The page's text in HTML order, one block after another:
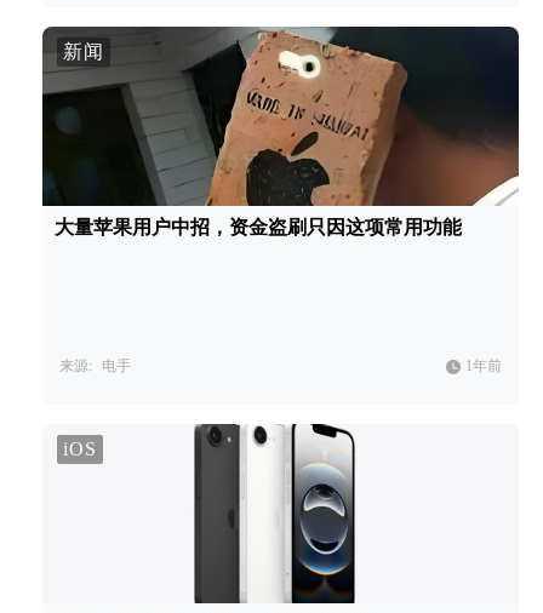
新闻
大量苹果用户中招，资金盗刷只因这项常用功能
来源: 电手 1年前
iOS